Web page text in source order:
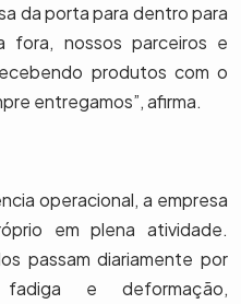
da porta para dentro para
fora, nossos parceiros e
produtos com o
entregamos”, afirma.
operacional, a empresa
em plena atividade.
passam diariamente por
e deformação,